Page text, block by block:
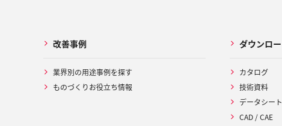
改善事例
業界別の用途事例を探す
ものづくりお役立ち情報
ダウンロ
カタログ
技術資料
データシート
CAD / CAE